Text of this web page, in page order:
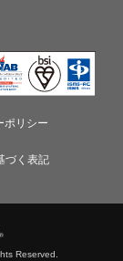
ポリシー
づく表記
Reserved.